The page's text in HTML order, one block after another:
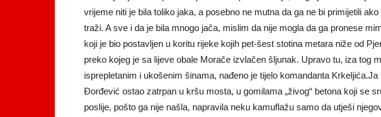
vrijeme niti je bila toliko jaka, a posebno ne mutna da ga ne bi primijetili
traži. A sve i da je bila mnogo jača, mislim da nije mogla da ga pronese
koji je bio postavljen u koritu rijeke kojih pet-šest stotina metara niže od
preko kojeg je sa lijeve obale Morače izvlačen šljunak. Upravo tu, iza tog
isprepletanim i ukošenim šinama, nađeno je tijelo komandanta
Đorđević ostao zatrpan u kršu mosta, u gomilama „živog“ betona koji se
poslije, pošto ga nije našla, napravila neku kamuflažu samo da utješi